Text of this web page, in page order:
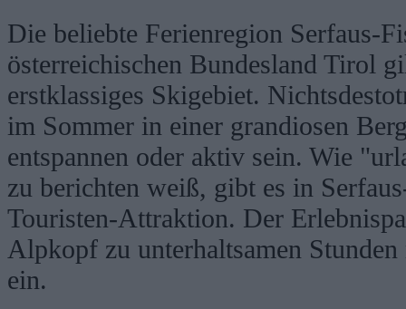
Die beliebte Ferienregion Serfaus-
österreichischen Bundesland Tirol
erstklassiges Skigebiet.
im Sommer in einer grandiosen
entspannen oder aktiv sein. Wie
zu berichten weiß, gibt es in
Touristen-Attraktion. Der
Alpkopf zu unterhaltsamen
ein.